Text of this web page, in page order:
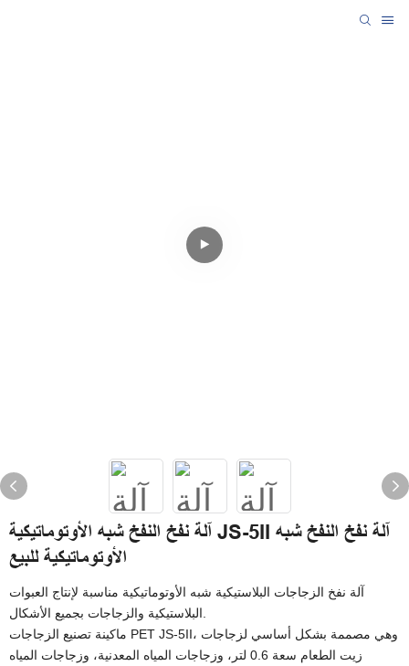
آلة نفخ النفخ شبه الأوتوماتيكية JS-5II آلة نفخ النفخ شبه
الأوتوماتيكية للبيع
آلة نفخ الزجاجات البلاستيكية شبه الأوتوماتيكية مناسبة لإنتاج العبوات
ماكينة تصنيع الزجاجات PET JS-5II، وهي مصممة بشكل أساسي لزجاجات
زيت الطعام سعة 0.6 لتر، وزجاجات المياه المعدنية، وزجاجات المياه